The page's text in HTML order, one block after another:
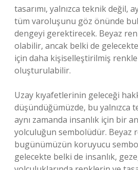
tasarımı, yalnızca teknik değil,
tüm varoluşunu göz önünde
dengeyi gerektirecek. Beyaz
olabilir, ancak belki de
için daha kişiselleştirilmiş
oluşturulabilir.
Uzay kıyafetlerinin geleceği
düşündüğümüzde, bu yalnızca
aynı zamanda insanlık için bir
yolculuğun sembolüdür. Beyaz
bugünümüzün koruyucu
gelecekte belki de insanlık,